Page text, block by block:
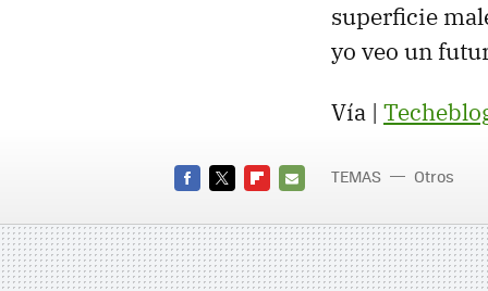
superficie
yo veo un
Vía |
MAIL
TEMAS Otros